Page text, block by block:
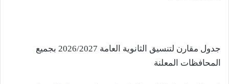
جدول مقارن لتنسيق الثانوية العامة 2026/2027 بجميع
المحافظات المعلنة